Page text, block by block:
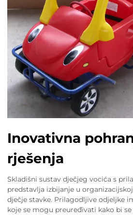
Inovativna
rješenja
Skladišni sustav dječjeg vocića s
predstavlja izbijanje u
dječje stavke. Prilagodljive odjeljke
koje se mogu preuređivati kako bi